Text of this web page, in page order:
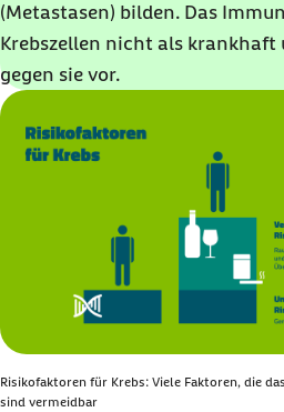
(Metastasen) bilden. Das
Krebszellen nicht als
gegen sie vor.
Risikofaktoren für Krebs: Viele Faktoren, die
sind vermeidbar